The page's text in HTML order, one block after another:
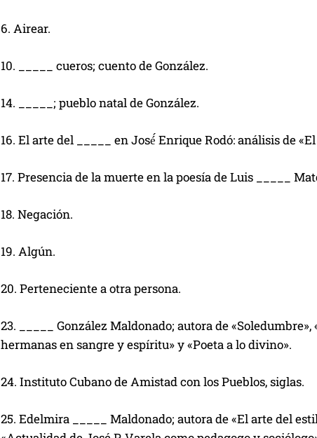
6. Airear.
10. _____ cueros; cuento de González.
14. _____; pueblo natal de González.
16. El arte del _____ en José́ Enrique Rodó: análisis de
17. Presencia de la muerte en la poesía de Luis _____
18. Negación.
19. Algún.
20. Perteneciente a otra persona.
23. _____ González Maldonado; autora de
hermanas en sangre y espíritu» y «Poeta a lo divino».
24. Instituto Cubano de Amistad con los Pueblos, siglas.
25. Edelmira _____ Maldonado; autora de «El arte del